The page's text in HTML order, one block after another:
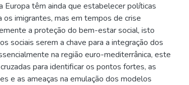
têm ainda que estabelecer políticas
os imigrantes, mas em tempos de crise
a proteção do bem-estar social, isto
sociais serem a chave para a integração dos
na região euro-mediterrânica, este
para identificar os pontos fortes, as
e as ameaças na emulação dos modelos